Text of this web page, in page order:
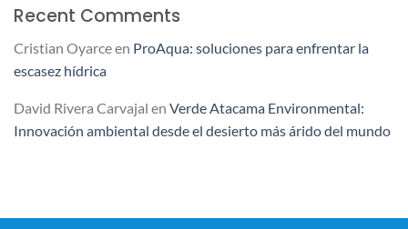
Recent Comments
Cristian Oyarceen ProAqua: soluciones para enfrentar la
escasez hídrica
David Rivera Carvajal en Verde Atacama Environmental:
Innovación ambiental desde el desierto más árido del mundo